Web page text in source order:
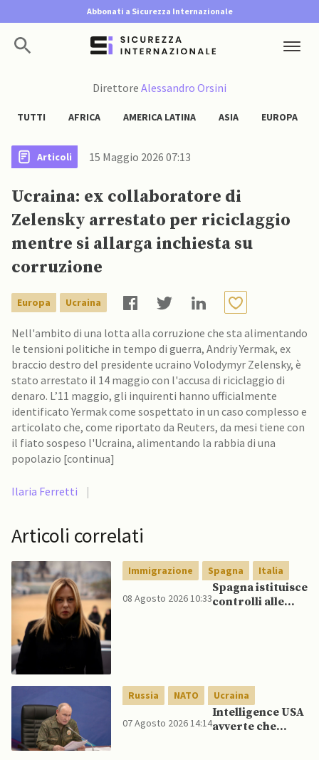
Abbonati a Sicurezza Internazionale
Direttore Alessandro Orsini
TUTTI AFRICA AMERICA LATINA ASIA EUROPA
Articoli 15 Maggio 2026 07:13
Ucraina: ex collaboratore di
Zelensky arrestato per riciclaggio
mentre si allarga inchiesta su
corruzione
Europa Ucraina
Nell'ambito di una lotta alla corruzione che sta alimentando
le tensioni politiche in tempo di guerra, Andriy Yermak, ex
braccio destro del presidente ucraino Volodymyr Zelensky, è
stato arrestato il 14 maggio con l'accusa di riciclaggio di
denaro. L’11 maggio, gli inquirenti hanno ufficialmente
identificato Yermak come sospettato in un caso complesso e
articolato che, come riportato da Reuters, da mesi tiene con
il fiato sospeso l'Ucraina, alimentando la rabbia di una
popolazio [continua]
Ilaria Ferretti |
Articoli correlati
Immigrazione Spagna Italia
08 Agosto 2026 10:33
Spagna istituisce
controlli alle
spagnoli
Russia NATO Ucraina
07 Agosto 2026 14:14
Intelligence USA
avverte che